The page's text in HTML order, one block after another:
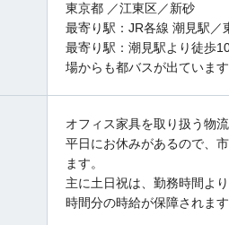
東京都 ／江東区／新砂
最寄り駅：JR各線 潮見駅／
最寄り駅：潮見駅より徒歩
場からも都バスが出ています
オフィス家具を取り扱う物流
平日にお休みがあるので、
ます。
主に土日祝は、勤務時間よ
時間分の時給が保障されます